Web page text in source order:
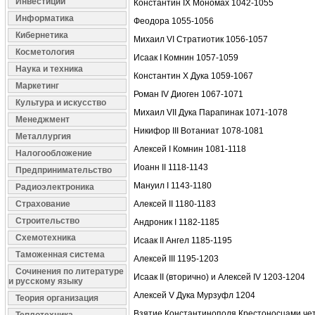
Информатика
Кибернетика
Косметология
Наука и техника
Маркетинг
Культура и искусство
Менеджмент
Металлургия
Налогообложение
Предпринимательство
Радиоэлектроника
Страхование
Строительство
Схемотехника
Таможенная система
Сочинения по литературе
и русскому языку
Теория организация
Константин IX Мономах 1042-1055
Феодора 1055-1056
Михаил VI Стратиотик 1056-1057
Исаак I Комнин 1057-1059
Константин X Дука 1059-1067
Роман IV Диоген 1067-1071
Михаил VII Дука Парапинак 1071-1078
Никифор III Вотаниат 1078-1081
Алексей I Комнин 1081-1118
Иоанн II 1118-1143
Мануил I 1143-1180
Алексей II 1180-1183
Андроник I 1182-1185
Исаак II Ангел 1185-1195
Алексей III 1195-1203
Исаак II (вторично) и Алексей IV 1203-1204
Алексей V Дука Мурзуфл 1204